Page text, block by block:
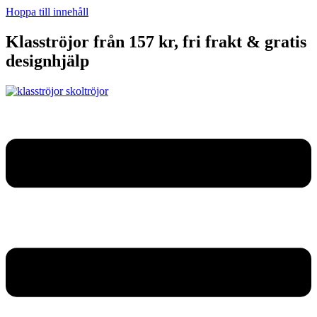
Hoppa till innehåll
Klasströjor från 157 kr, fri frakt & gratis
designhjälp